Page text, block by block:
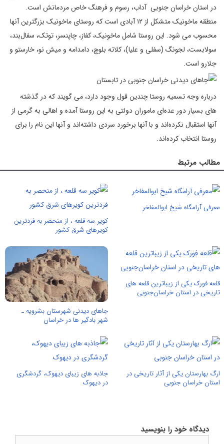
در استان خراسان جنوبی آداب، رسوم و فرهنگ خاص مردمانش است.
منطقه ماخونیک متشکل از ۱۲ آبادی است که روستای ماخونیک بزرگترین آنها
محسوب می ‌شود. این روستا شامل ماخونیک، کفاز، چاپنسر، توتک، سفال‌بند،
سولابست، لجونگ (سفلی و علیا)، کلاته بلوچ، دامدامه و میش نو، خارستو و
جلارو است.
درباره وجه تسمیه روستا چندین قول وجود دارد، می‌ گویند که در گذشته‌
های بسیار دور عده‌ای ماموران دولتی به این روستا آمده و اهالی به گرمی از
آنها استقبال نکرده‌اند و با آنها برخورد سردی داشته‌اند و آنها این نام را برای
روستا انتخاب کرده‌اند.
مطالب مرتبط
معرفی آرامگاه شیخ ابوالمفاخر
کویر سه قلعه ،‌ از منحصر به فردترین
کویرهای شرق کشور
قلعه فورک یکی از زیباترین قلعه های
تاریخی در استان خراسان‌جنوبی
جاهای دیدنی شهرستان بشرویه ـ
شهر بادگیر ها در خراسان
ارگ بهارستان یکی از آثار تاریخی در
استان خراسان جنوبی
جاذبه های زیبای دیهوک، گردشگری
در دیهوک
دیدگاه خود را بنویسید